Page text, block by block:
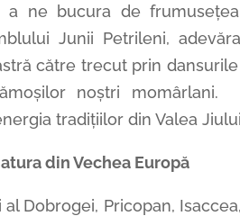
a ne bucura de
Junii Petrileni,
către trecut prin
noștri
tradițiilor din Valea
din Vechea Europă
al Dobrogei, Pricopan,